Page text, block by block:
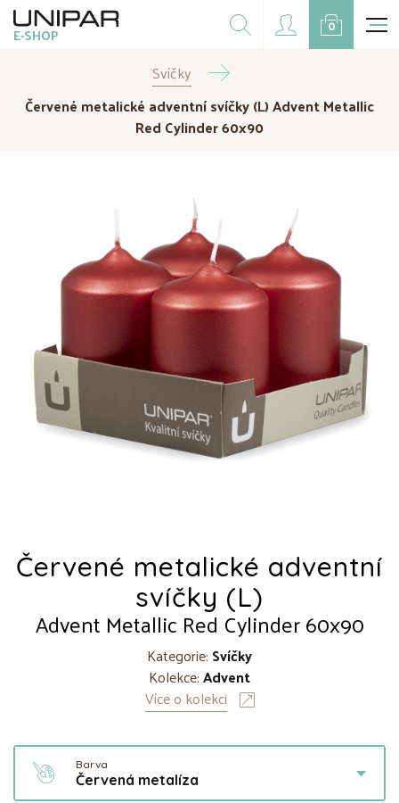
E-SHOP
Dárkové balíčky
Doplňky
Doprodej
Kampaně
CZK EUR
0
Svíčky
Červené metalické adventní svíčky (L) Advent Metallic
Red Cylinder 60x90
Červené metalické adventní
svíčky (L)
Advent Metallic Red Cylinder 60x90
Kategorie: Svíčky
Kolekce:Advent
Více o kolekci
Barva
Červená metalíza